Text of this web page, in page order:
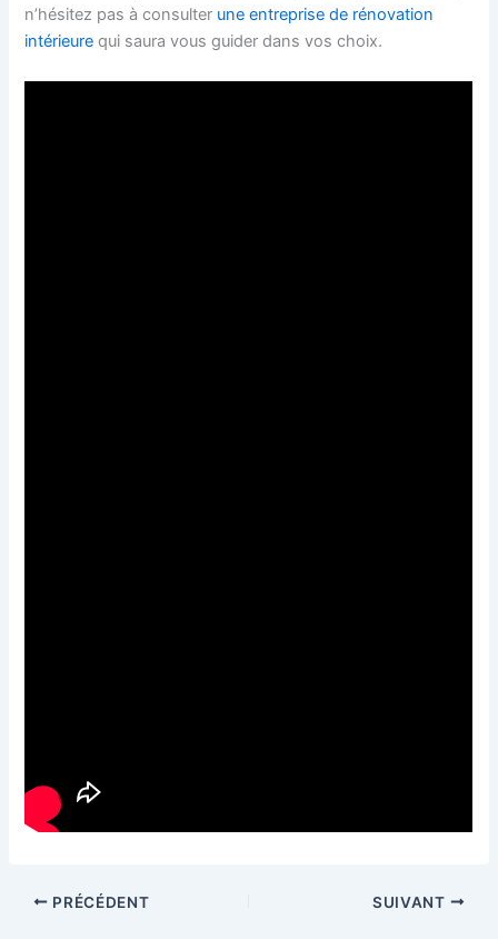
n’hésitez pas à consulter une entreprise de rénovation
intérieure qui saura vous guider dans vos choix.
PRÉCÉDENT SUIVANT